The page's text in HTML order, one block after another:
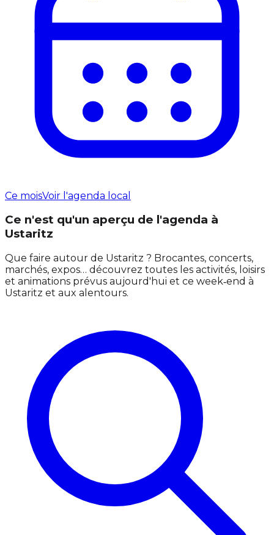
Ce moisVoir l'agenda local
Ce n'est qu'un aperçu de l'agenda à
Ustaritz
Que faire autour de Ustaritz ? Brocantes, concerts,
marchés, expos… découvrez toutes les activités, loisirs
et animations prévus aujourd'hui et ce week‑end à
Ustaritz et aux alentours.